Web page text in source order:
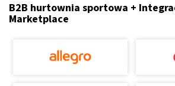
B2B hurtownia sportowa +
Marketplace